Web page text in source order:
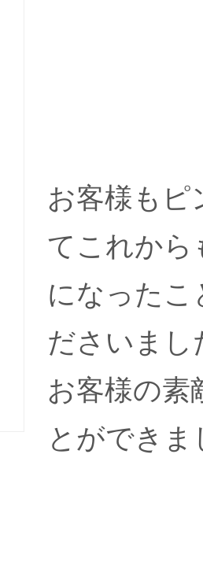
お客様もピ
てこれから
になったこ
ださいまし
お客様の素
とができま